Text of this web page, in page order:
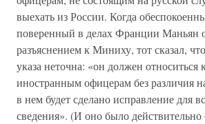
выехать из России. Когда
поверенный в делах Франции Маньян
разъяснением к Миниху, тот сказал,
указа неточна: «он должен относиться
иностранным офицерам без различия
в нем будет сделано исправление для
сведения». (И оно было